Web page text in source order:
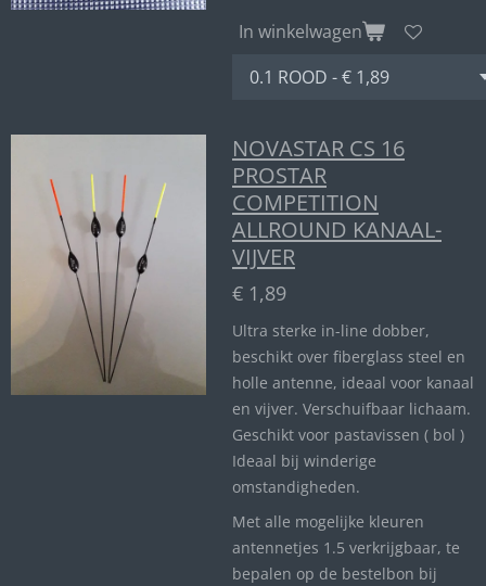
In winkelwagen
NOVASTAR CS 16
PROSTAR
COMPETITION
ALLROUND KANAAL-
VIJVER
€ 1,89
Ultra sterke in-line dobber,
beschikt over fiberglass steel en
holle antenne, ideaal voor kanaal
en vijver. Verschuifbaar lichaam.
Geschikt voor pastavissen ( bol )
Ideaal bij winderige
omstandigheden.
Met alle mogelijke kleuren
antennetjes 1.5 verkrijgbaar, te
bepalen op de bestelbon bij